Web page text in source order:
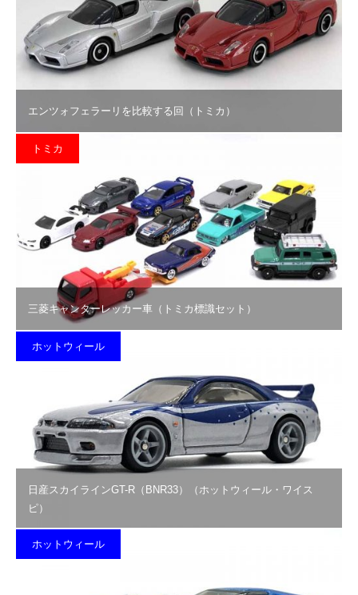
エンツォフェラーリを比較する回（トミカ）
トミカ
三菱キャンターレッカー車（トミカ標識セット）
ホットウィール
日産スカイラインGT-R（BNR33）（ホットウィール・ワイス
ピ）
ホットウィール